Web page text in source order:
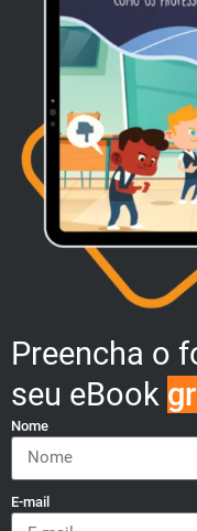
Preencha o
seu eBook
Nome
E-mail